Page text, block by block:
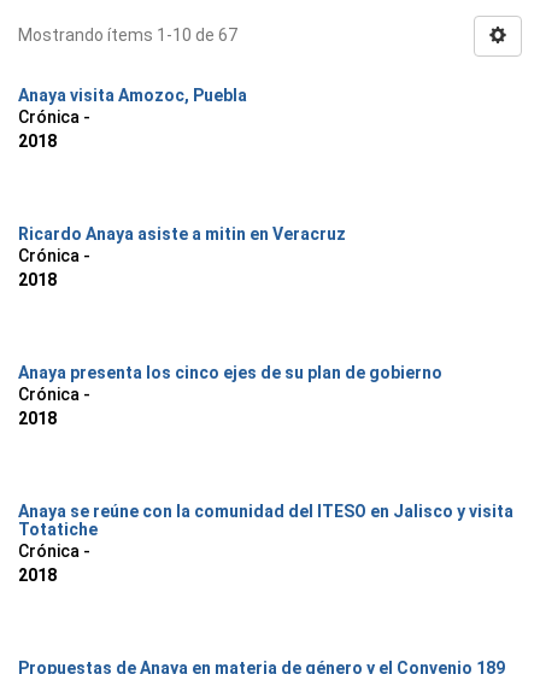
Mostrando ítems 1-10 de 67
Anaya visita Amozoc, Puebla
Crónica -
2018
Ricardo Anaya asiste a mitin en Veracruz
Crónica -
2018
Anaya presenta los cinco ejes de su plan de gobierno
Crónica -
2018
Anaya se reúne con la comunidad del ITESO en Jalisco y visita
Totatiche
Crónica -
2018
Propuestas de Anaya en materia de género y el Convenio 189